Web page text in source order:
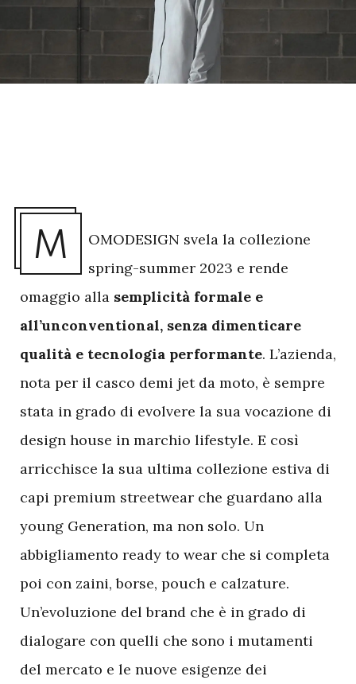
M
OMODESIGN svela la collezione
spring-summer 2023 e rende
omaggio alla semplicità formale e
all’unconventional, senza dimenticare
qualità e tecnologia performante. L’azienda,
nota per il casco demi jet da moto, è sempre
stata in grado di evolvere la sua vocazione di
design house in marchio lifestyle. E così
arricchisce la sua ultima collezione estiva di
capi premium streetwear che guardano alla
young Generation, ma non solo. Un
abbigliamento ready to wear che si completa
poi con zaini, borse, pouch e calzature.
Un’evoluzione del brand che è in grado di
dialogare con quelli che sono i mutamenti
del mercato e le nuove esigenze dei